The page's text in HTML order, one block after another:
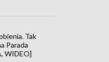
Tak
Parada
WIDEO]